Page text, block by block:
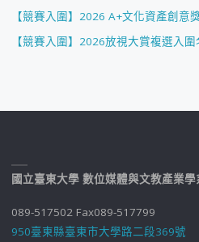
【競賽入圍】2026 A+文化資產創意
【競賽入圍】2026放視大賞複選入圍
國立臺東大學 數位媒體與文教產業學
089-517502 Fax089-517799
950臺東縣臺東市大學路二段369號